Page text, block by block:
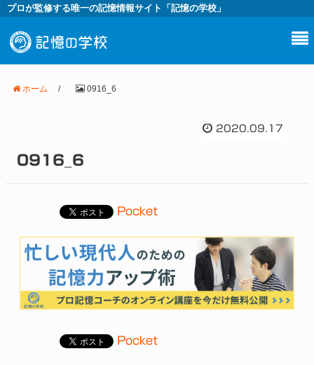
プロが監修する唯一の記憶情報サイト「記憶の学校」
ホーム / 0916_6
2020.09.17
0916_6
Pocket
Pocket